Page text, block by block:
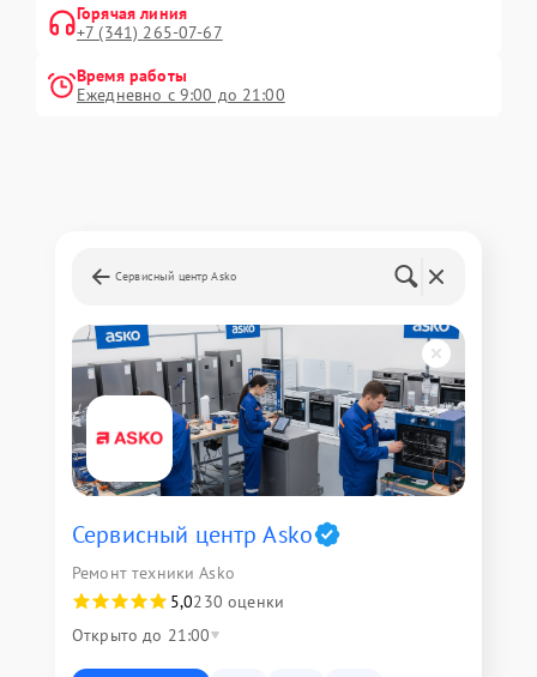
Горячая линия
+7 (341) 265-07-67
Время работы
Ежедневно с 9:00 до 21:00
Сервисный центр Asko
Сервисный центр Asko
Ремонт техники Asko
5,0230 оценки
Открыто до 21:00